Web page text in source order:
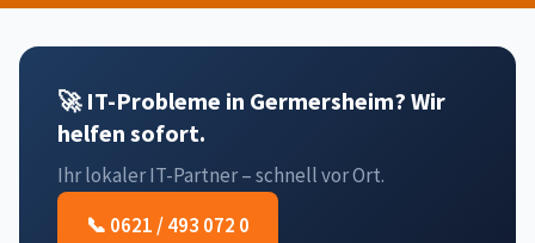
🚀 IT-Probleme in Germersheim? Wir
helfen sofort.
Ihr lokaler IT-Partner – schnell vor Ort.
📞 0621 / 493 072 0